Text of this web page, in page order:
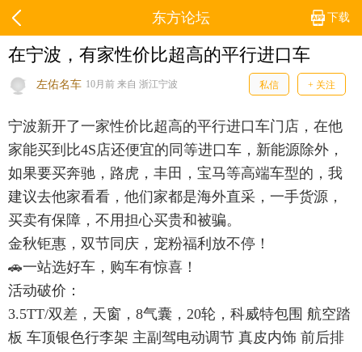
下载
东方论坛
在宁波，有家性价比超高的平行进口车
左佑名车 10月前 来自 浙江宁波 私信 + 关注
宁波新开了一家性价比超高的平行进口车门店，在他
家能买到比4S店还便宜的同等进口车，新能源除外，
如果要买奔驰，路虎，丰田，宝马等高端车型的，我
建议去他家看看，他们家都是海外直采，一手货源，
买卖有保障，不用担心买贵和被骗。
金秋钜惠，双节同庆，宠粉福利放不停！
🚗一站选好车，购车有惊喜！
活动破价：
3.5TT/双差，天窗，8气囊，20轮，科威特包围 航空踏
板 车顶银色行李架 主副驾电动调节 真皮内饰 前后排